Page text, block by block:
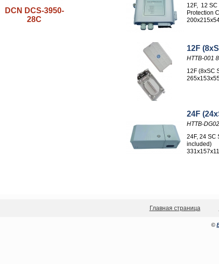
DCN DCS-3950-
28C
12F, 12
Protection
12F
HTTB-001
12F (8xSC
24F
HTTB-DG02
24F, 24 SC
included)
Главная страница
©